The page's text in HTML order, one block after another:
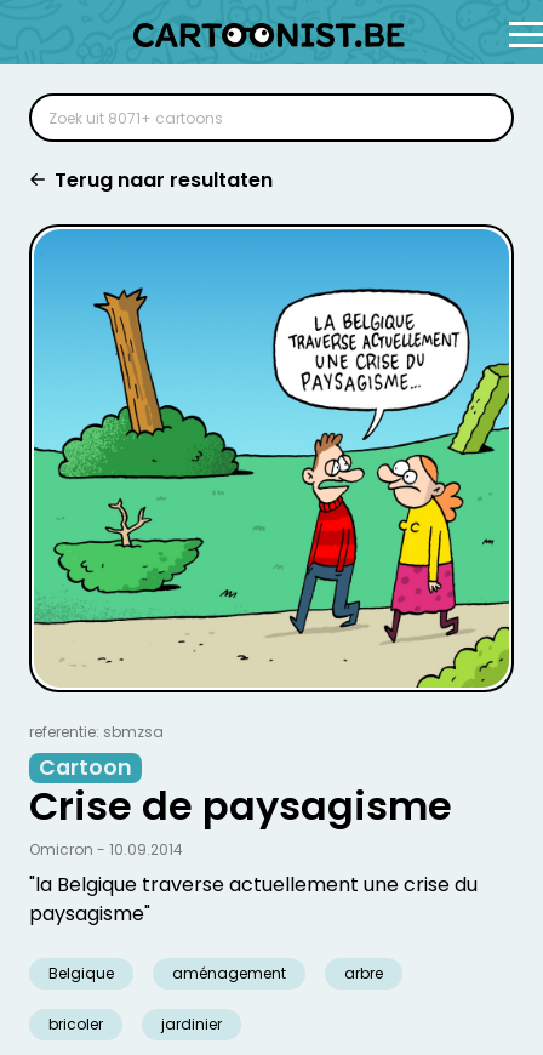
Terug naar resultaten
referentie: sbmzsa
Cartoon
Crise de paysagisme
"la Belgique traverse actuellement une crise du
paysagisme"
Belgique aménagement arbre
bricoler jardinier
Omicron - 10.09.2014